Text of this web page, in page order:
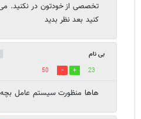
تخصصی از خودتون در نکنید.
کنید بعد نظر بدید
بی نام
23
50
هاها منظورت سیستم عامل